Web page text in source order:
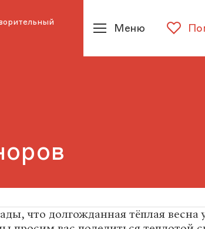
Меню
что долгожданная тёплая весна